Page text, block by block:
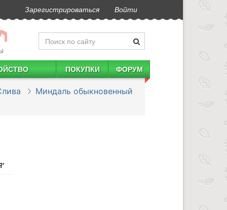
Зарегистрироваться Войти
ПОКУПКИ ФОРУМ
Миндаль обыкновенный